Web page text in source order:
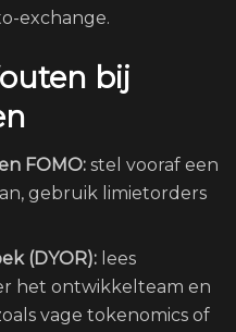
exchange.
bij
FOMO: stel vooraf een
gebruik limietorders
(DYOR): lees
het ontwikkelteam en
vage tokenomics of